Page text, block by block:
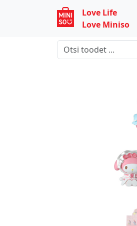
Love Life
Love Miniso